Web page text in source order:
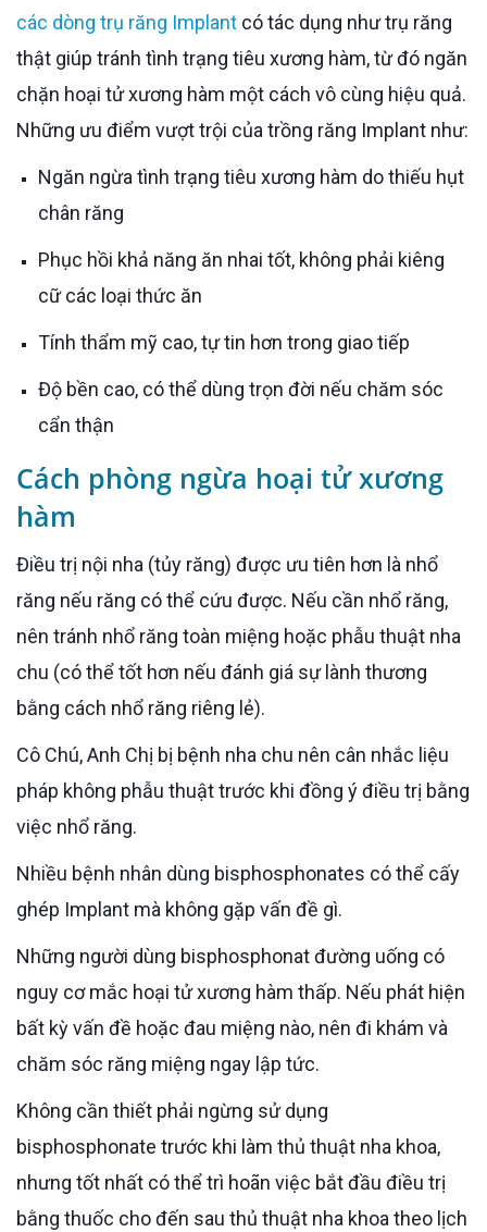
các dòng trụ răng Implant có tác dụng như trụ răng
thật giúp tránh tình trạng tiêu xương hàm, từ đó ngăn
chặn hoại tử xương hàm một cách vô cùng hiệu quả.
Những ưu điểm vượt trội của trồng răng Implant như:
Ngăn ngừa tình trạng tiêu xương hàm do thiếu hụt
chân răng
Phục hồi khả năng ăn nhai tốt, không phải kiêng
cữ các loại thức ăn
Tính thẩm mỹ cao, tự tin hơn trong giao tiếp
Độ bền cao, có thể dùng trọn đời nếu chăm sóc
cẩn thận
Cách phòng ngừa hoại tử xương
hàm
Điều trị nội nha (tủy răng) được ưu tiên hơn là nhổ
răng nếu răng có thể cứu được. Nếu cần nhổ răng,
nên tránh nhổ răng toàn miệng hoặc phẫu thuật nha
chu (có thể tốt hơn nếu đánh giá sự lành thương
bằng cách nhổ răng riêng lẻ).
Cô Chú, Anh Chị bị bệnh nha chu nên cân nhắc liệu
pháp không phẫu thuật trước khi đồng ý điều trị bằng
việc nhổ răng.
Nhiều bệnh nhân dùng bisphosphonates có thể cấy
ghép Implant mà không gặp vấn đề gì.
Những người dùng bisphosphonat đường uống có
nguy cơ mắc hoại tử xương hàm thấp. Nếu phát hiện
bất kỳ vấn đề hoặc đau miệng nào, nên đi khám và
chăm sóc răng miệng ngay lập tức.
Không cần thiết phải ngừng sử dụng
bisphosphonate trước khi làm thủ thuật nha khoa,
nhưng tốt nhất có thể trì hoãn việc bắt đầu điều trị
bằng thuốc cho đến sau thủ thuật nha khoa theo lịch